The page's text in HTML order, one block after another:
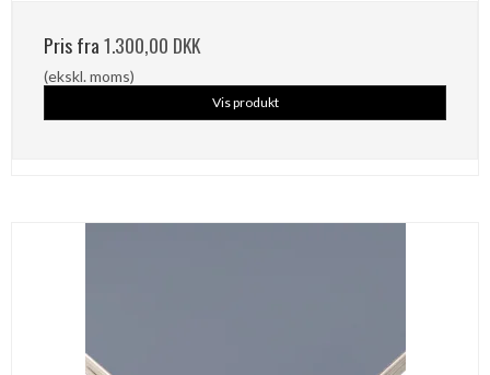
Pris fra1.300,00 DKK
(ekskl. moms)
Vis produkt